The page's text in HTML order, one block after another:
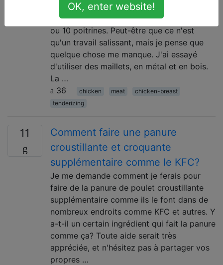
parfois le poulet) a toujours l’apparence
d’une zone de guerre après avoir battu 8
ou 10 poitrines. Peut-être que ce n'est
qu'un travail salissant, mais je pense que
quelque chose me manque. J'ai essayé
d'utiliser des maillets, en métal et en bois.
La …
36
chicken meat
chicken-breast
tenderizing
11
Comment faire une panure
croustillante et croquante
supplémentaire comme le KFC?
Je me demande comment je ferais pour
faire de la panure de poulet croustillante
supplémentaire comme ils le font dans de
nombreux endroits comme KFC et autres. Y
a-t-il un certain ingrédient qui fait la panure
comme ça? Toute aide serait très
appréciée, et n'hésitez pas à partager vos
propres …
OK, enter website!